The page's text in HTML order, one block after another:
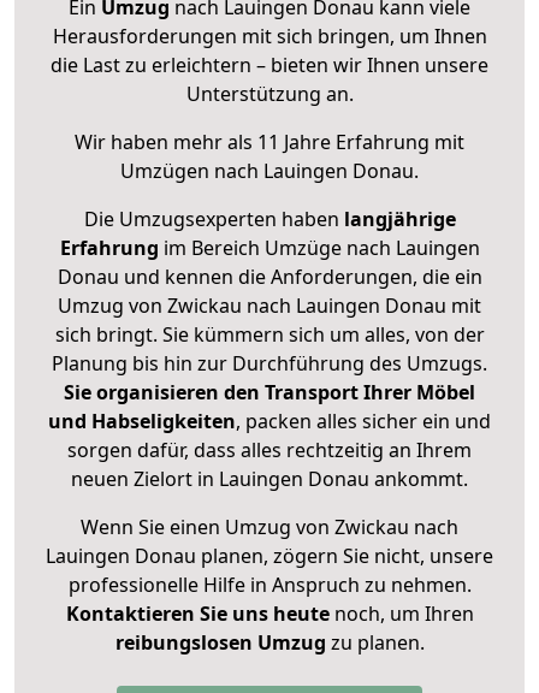
Ein Umzug nach Lauingen Donau kann viele
Herausforderungen mit sich bringen, um Ihnen
die Last zu erleichtern – bieten wir Ihnen unsere
Unterstützung an.
Wir haben mehr als 11 Jahre Erfahrung mit
Umzügen nach Lauingen Donau.
Die Umzugsexperten haben langjährige
Erfahrung im Bereich Umzüge nach Lauingen
Donau und kennen die Anforderungen, die ein
Umzug von Zwickau nach Lauingen Donau mit
sich bringt. Sie kümmern sich um alles, von der
Planung bis hin zur Durchführung des Umzugs.
Sie organisieren den Transport Ihrer Möbel
und Habseligkeiten, packen alles sicher ein und
sorgen dafür, dass alles rechtzeitig an Ihrem
neuen Zielort in Lauingen Donau ankommt.
Wenn Sie einen Umzug von Zwickau nach
Lauingen Donau planen, zögern Sie nicht, unsere
professionelle Hilfe in Anspruch zu nehmen.
Kontaktieren Sie uns heutenoch, um Ihren
reibungslosen Umzug zu planen.